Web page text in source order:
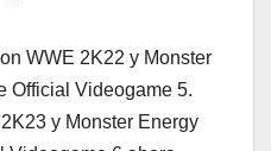
WWE 2K22 y Monster
Official Videogame 5.
y Monster Energy